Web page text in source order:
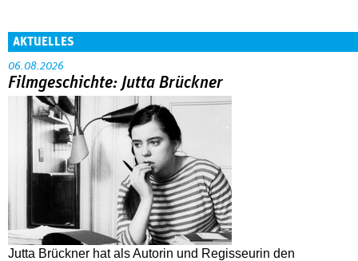
AKTUELLES
06.08.2026
Filmgeschichte: Jutta Brückner
Jutta Brückner hat als Autorin und Regisseurin den